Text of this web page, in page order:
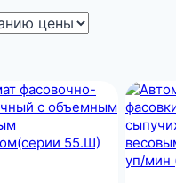
возрастанию